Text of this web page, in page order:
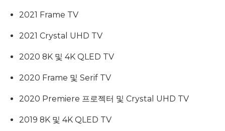
2021 Frame TV
2021 Crystal UHD TV
2020 8K 및 4K QLED TV
2020 Frame 및 Serif TV
2020 Premiere 프로젝터 및 Crystal UHD TV
2019 8K 및 4K QLED TV